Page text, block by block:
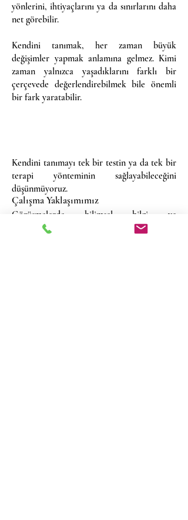
yönlerini, ihtiyaçlarını ya da sınırlarını daha
net görebilir.
Kendini tanımak, her zaman büyük
değişimler yapmak anlamına gelmez. Kimi
zaman yalnızca yaşadıklarını farklı bir
çerçevede değerlendirebilmek bile önemli
bir fark yaratabilir.
Kendini tanımayı tek bir testin ya da tek bir
terapi yönteminin sağlayabileceğini
düşünmüyoruz.
Görüşmelerde bilimsel bilgi ve
yöntemlerden yararlanıyor; ancak
Çalışma Yaklaşımımız